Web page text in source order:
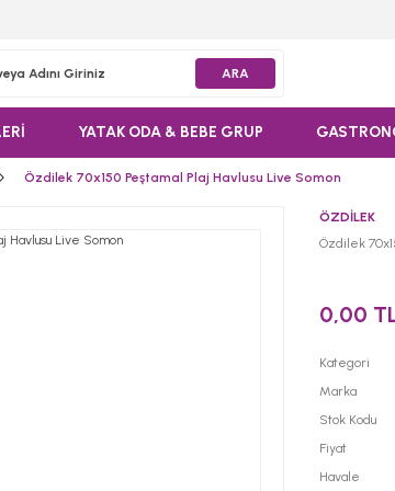
ARA
YATAK ODA & BEBE GRUP
Özdilek 70x150 Peştamal Plaj Havlusu Live Somon
ÖZDİLEK
Özdilek
0,00
Kategori
Marka
Stok Kodu
Fiyat
Havale